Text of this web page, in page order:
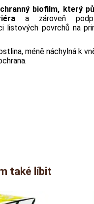
biofilm, který
a zároveň
listových povrchů na
méně náchylná k
Bag-in-
také líbit